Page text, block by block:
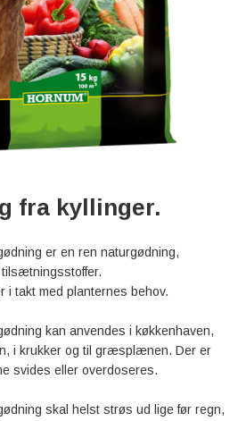
fra kyllinger.
er en ren naturgødning,
tilsætningsstoffer.
i takt med planternes behov.
kan anvendes i køkkenhaven,
i krukker og til græsplænen. Der er
svides eller overdoseres.
skal helst strøs ud lige før regn,